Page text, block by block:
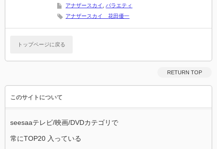
アナザースカイ
バラエティ
アナザースカイ 花田優一
トップページに戻る
RETURN TOP
このサイトについて
seesaaテレビ/映画/DVDカテゴリで
常にTOP20 入っている